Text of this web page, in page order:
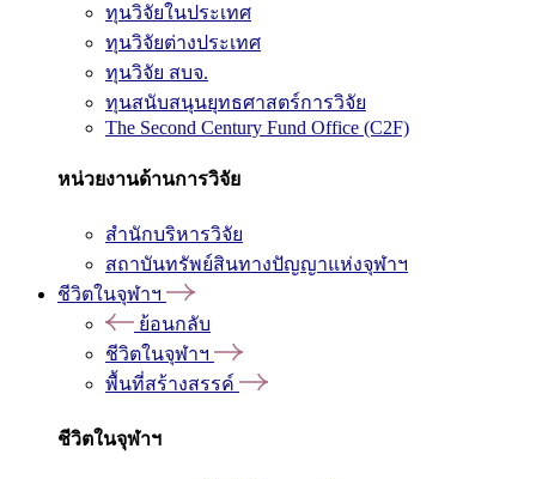
ทุนวิจัยในประเทศ
ทุนวิจัยต่างประเทศ
ทุนวิจัย สบจ.
ทุนสนับสนุนยุทธศาสตร์การวิจัย
The Second Century Fund Office (C2F)
หน่วยงานด้านการวิจัย
สำนักบริหารวิจัย
สถาบันทรัพย์สินทางปัญญาแห่งจุฬาฯ
ชีวิตในจุฬาฯ
ย้อนกลับ
ชีวิตในจุฬาฯ
พื้นที่สร้างสรรค์
ชีวิตในจุฬาฯ